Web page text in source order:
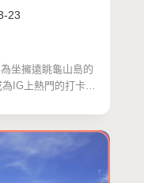
23
坐擁遠眺龜山島的
IG上熱門的打卡景